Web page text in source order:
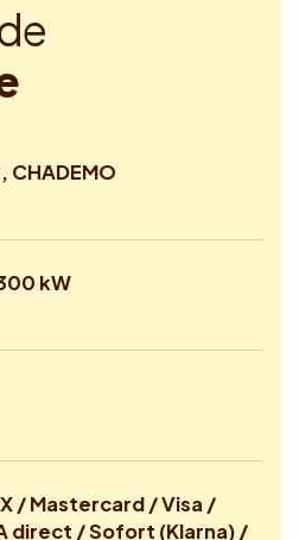
e
CHADEMO
kW
/ Mastercard / Visa /
direct / Sofort (Klarna) /